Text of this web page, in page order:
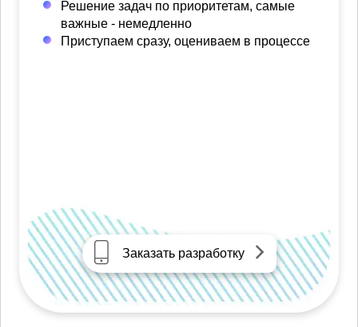
Решение задач по приоритетам, самые
важные - немедленно
Приступаем сразу, оцениваем в процессе
Заказать разработку